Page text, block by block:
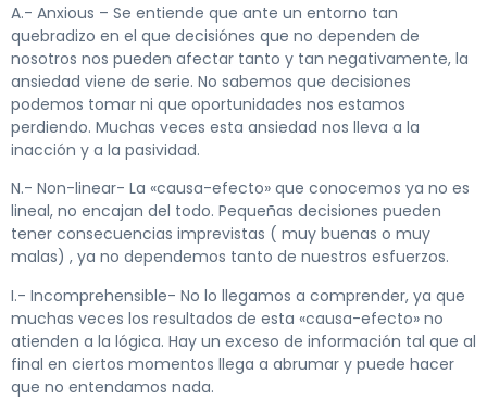
A.- Anxious – Se entiende que ante un entorno tan
quebradizo en el que decisiónes que no dependen de
nosotros nos pueden afectar tanto y tan negativamente, la
ansiedad viene de serie. No sabemos que decisiones
podemos tomar ni que oportunidades nos estamos
perdiendo. Muchas veces esta ansiedad nos lleva a la
inacción y a la pasividad.
N.- Non-linear- La «causa-efecto» que conocemos ya no es
lineal, no encajan del todo. Pequeñas decisiones pueden
tener consecuencias imprevistas ( muy buenas o muy
malas) , ya no dependemos tanto de nuestros esfuerzos.
I.- Incomprehensible- No lo llegamos a comprender, ya que
muchas veces los resultados de esta «causa-efecto» no
atienden a la lógica. Hay un exceso de información tal que al
final en ciertos momentos llega a abrumar y puede hacer
que no entendamos nada.